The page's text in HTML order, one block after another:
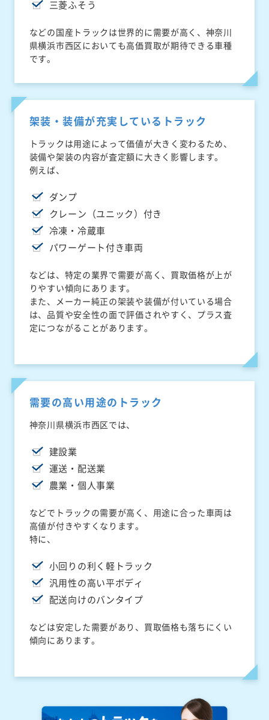
三菱ふそう
などの国産トラックは世界的に需要が高く、神奈川
県横浜市西区においても高価買取が期待できる車種
です。
架装・装備が充実しているトラック
トラックは用途によって価値が大きく変わるため、
装備や架装の内容が査定額に大きく影響します。
例えば、
ダンプ
クレーン（ユニック）付き
冷凍・冷蔵車
パワーゲート付き車両
などは、特定の業界で需要が高く、買取価格が上が
りやすい傾向にあります。
また、メーカー純正の架装や装備が付いている場合
は、品質や安全性の面で評価されやすく、プラス査
定につながることがあります。
需要の高い用途のトラック
神奈川県横浜市西区では、
建設業
運送・配送業
農業・個人事業
などでトラックの需要が高く、用途に合った車両は
高値が付きやすくなります。
特に、
小回りの利く軽トラック
汎用性の高い平ボディ
配送向けのバンタイプ
などは安定した需要があり、買取価格も落ちにくい
傾向にあります。